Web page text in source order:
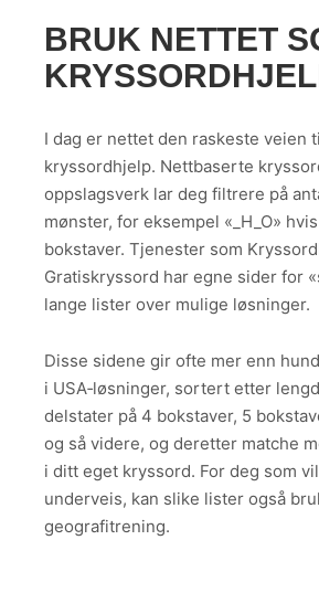
BRUK NETTET
I dag er nettet den raskeste veien
kryssordhjelp. Nettbaserte
oppslagsverk lar deg filtrere på
mønster, for eksempel «_H_O»
bokstaver. Tjenester som
Gratiskryssord har egne sider for
lange lister over mulige løsninger.
Disse sidene gir ofte mer enn
i USA‑løsninger, sortert etter
delstater på 4 bokstaver, 5
og så videre, og deretter matche
i ditt eget kryssord. For deg som
underveis, kan slike lister også
geografitrening.